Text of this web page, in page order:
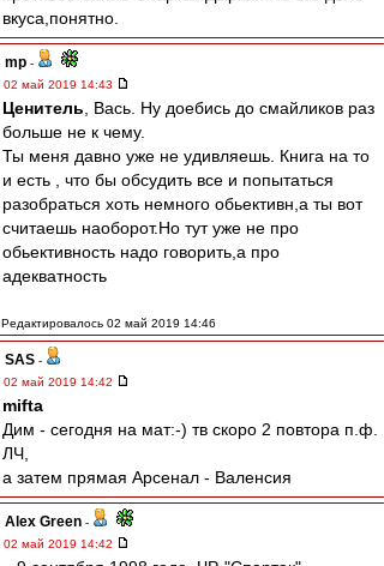
вкуса,понятно.
mp -
02 май 2019 14:43
Ценитель , Вась. Ну доебись до смайликов раз
больше не к чему.
Ты меня давно уже не удивляешь. Книга на то
и есть , что бы обсудить все и попытаться
разобраться хоть немного обьективн,а ты вот
считаешь наоборот.Но тут уже не про
обьективность надо говорить,а про
адекватность
Редактировалось 02 май 2019 14:46
SAS -
02 май 2019 14:42
mifta
Дим - сегодня на мат:-) тв скоро 2 повтора п.ф.
ЛЧ,
а затем прямая Арсенал - Валенсия
Alex Green -
02 май 2019 14:42